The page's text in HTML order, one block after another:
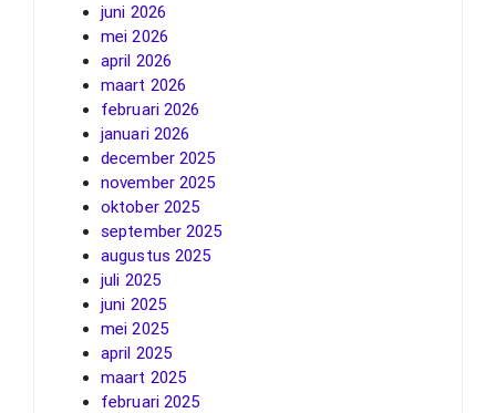
juni 2026
mei 2026
april 2026
maart 2026
februari 2026
januari 2026
december 2025
november 2025
oktober 2025
september 2025
augustus 2025
juli 2025
juni 2025
mei 2025
april 2025
maart 2025
februari 2025